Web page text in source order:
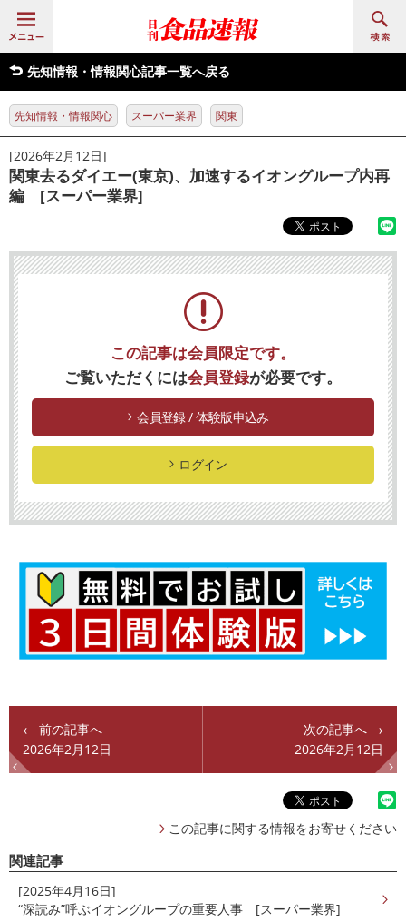
先知情報・情報関心記事一覧へ戻る
先知情報・情報関心 スーパー業界 関東
[2026年2月12日]
関東去るダイエー(東京)、加速するイオングループ内再
編 [スーパー業界]
この記事は会員限定です。
ご覧いただくには会員登録が必要です。
会員登録 / 体験版申込み
ログイン
← 前の記事へ
2026年2月12日
次の記事へ →
2026年2月12日
この記事に関する情報をお寄せください
関連記事
[2025年4月16日]
“深読み”呼ぶイオングループの重要人事 [スーパー業界]